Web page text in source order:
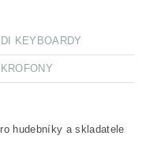
KEYBOARDY
hudebníky a skladatele